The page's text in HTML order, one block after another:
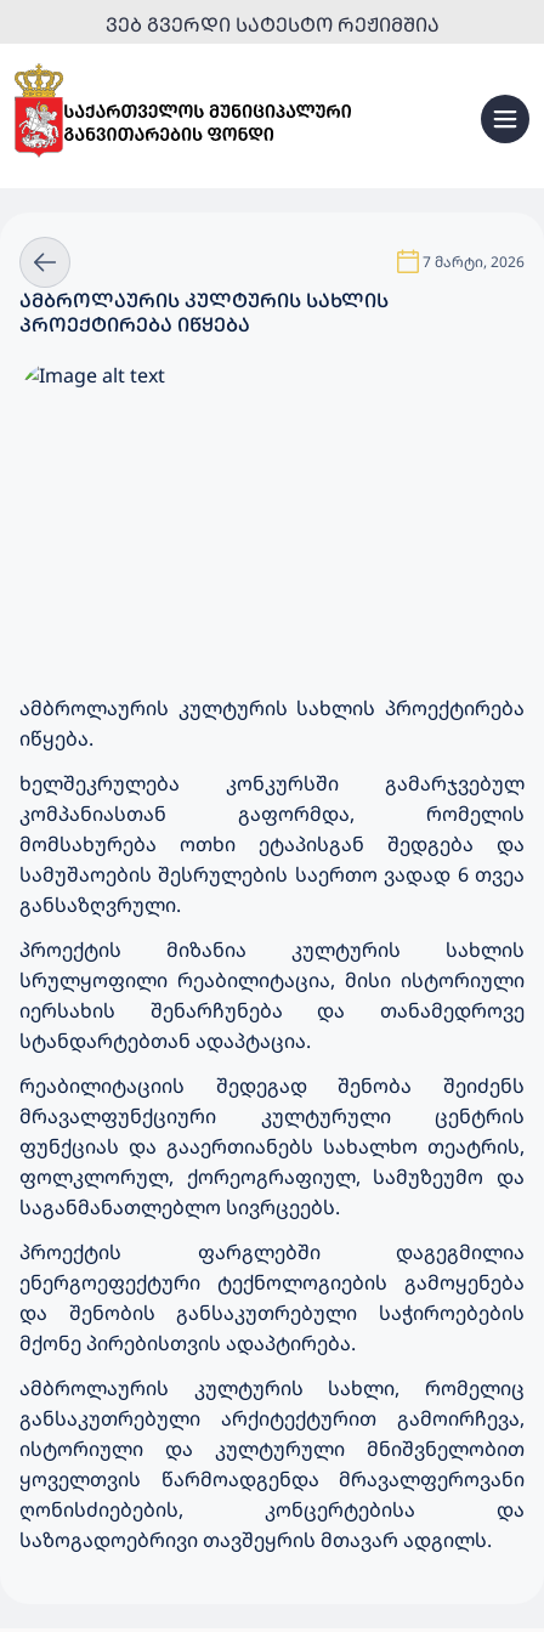
ᲕᲔᲑ ᲒᲕᲔᲠᲓᲘ ᲡᲐᲢᲔᲡᲢᲝ ᲠᲔᲟᲘᲛᲨᲘᲐ
7 მარტი, 2026
ᲐᲛᲑᲠᲝᲚᲐᲣᲠᲘᲡ ᲙᲣᲚᲢᲣᲠᲘᲡ ᲡᲐᲮᲚᲘᲡ
ᲞᲠᲝᲔᲥᲢᲘᲠᲔᲑᲐ ᲘᲬᲧᲔᲑᲐ
ამბროლაურის კულტურის სახლის პროექტირება
იწყება.
ხელშეკრულება კონკურსში გამარჯვებულ
კომპანიასთან გაფორმდა, რომელის
მომსახურება ოთხი ეტაპისგან შედგება და
სამუშაოების შესრულების საერთო ვადად 6 თვეა
განსაზღვრული.
პროექტის მიზანია კულტურის სახლის
სრულყოფილი რეაბილიტაცია, მისი ისტორიული
იერსახის შენარჩუნება და თანამედროვე
სტანდარტებთან ადაპტაცია.
რეაბილიტაციის შედეგად შენობა შეიძენს
მრავალფუნქციური კულტურული ცენტრის
ფუნქციას და გააერთიანებს სახალხო თეატრის,
ფოლკლორულ, ქორეოგრაფიულ, სამუზეუმო და
საგანმანათლებლო სივრცეებს.
პროექტის ფარგლებში დაგეგმილია
ენერგოეფექტური ტექნოლოგიების გამოყენება
და შენობის განსაკუთრებული საჭიროებების
მქონე პირებისთვის ადაპტირება.
ამბროლაურის კულტურის სახლი, რომელიც
განსაკუთრებული არქიტექტურით გამოირჩევა,
ისტორიული და კულტურული მნიშვნელობით
ყოველთვის წარმოადგენდა მრავალფეროვანი
ღონისძიებების, კონცერტებისა და
საზოგადოებრივი თავშეყრის მთავარ ადგილს.